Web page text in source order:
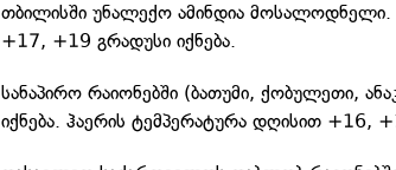
თბილისში უნალექო ამინდია მოსალოდნელი.
+17, +19 გრადუსი იქნება.
სანაპირო რაიონებში (ბათუმი, ქობულეთი,
იქნება. ჰაერის ტემპერატურა დღისით +16,